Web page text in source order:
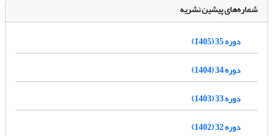
شماره‌های پیشین نشریه
دوره 35 (1405)
دوره 34 (1404)
دوره 33 (1403)
دوره 32 (1402)